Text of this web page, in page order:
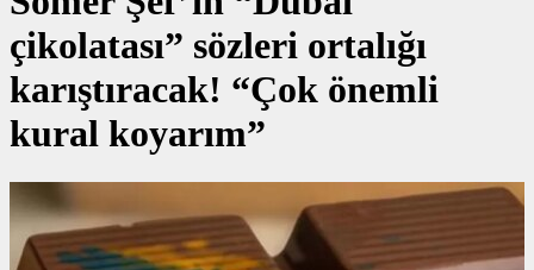
çikolatası” sözleri ortalığı
karıştıracak! “Çok önemli
kural koyarım”